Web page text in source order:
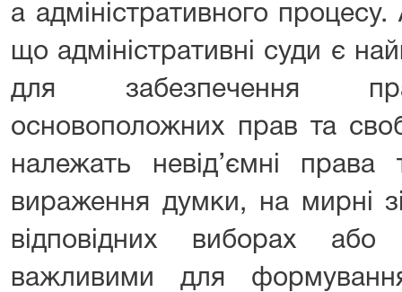
а адміністративного
що адміністративні суди є
для забезпечення
основоположних прав та
належать невід’ємні
вираження думки, на мирні
відповідних виборах
важливими для